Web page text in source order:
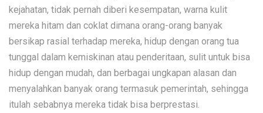
kejahatan, tidak pernah diberi kesempatan, warna kulit
mereka hitam dan coklat dimana orang-orang banyak
bersikap rasial terhadap mereka, hidup dengan orang tua
tunggal dalam kemiskinan atau penderitaan, sulit untuk bisa
hidup dengan mudah, dan berbagai ungkapan alasan dan
menyalahkan banyak orang termasuk pemerintah, sehingga
itulah sebabnya mereka tidak bisa berprestasi.